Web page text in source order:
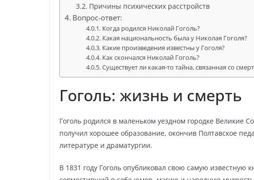
Причины психических расстройств
Вопрос-ответ:
Когда родился Николай Гоголь?
Какая национальность была у Николая Гоголя?
Какие произведения известны у Гоголя?
Как скончался Николай Гоголь?
Существует ли какая-то тайна, связанная со
Гоголь: жизнь и смерть
Гоголь родился в маленьком уездном городке Великие
получил хорошее образование, окончив Полтавское
литературе и драматургии.
В 1831 году Гоголь опубликовал свою самую известную